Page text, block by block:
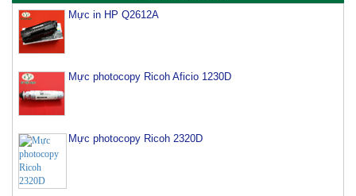
Mực in HP Q2612A
Mực photocopy Ricoh Aficio 1230D
Mực photocopy Ricoh 2320D